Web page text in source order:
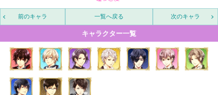
前のキャラ 一覧へ戻る 次のキャラ
キャラクター一覧